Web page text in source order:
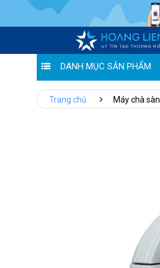
DANH MỤC SẢN PHẨM
Trang chủ Máy chà sàn